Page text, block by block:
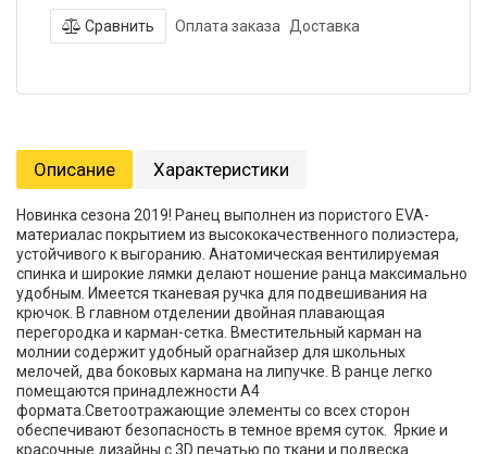
Сравнить Оплата заказа Доставка
Описание Характеристики
Новинка сезона 2019! Ранец выполнен из пористого EVA-
материалас покрытием из высококачественного полиэстера,
устойчивого к выгоранию. Анатомическая вентилируемая
спинка и широкие лямки делают ношение ранца максимально
удобным. Имеется тканевая ручка для подвешивания на
крючок. В главном отделении двойная плавающая
перегородка и карман-сетка. Вместительный карман на
молнии содержит удобный орагнайзер для школьных
мелочей, два боковых кармана на липучке. В ранце легко
помещаются принадлежности А4
формата.Светоотражающие элементы со всех сторон
обеспечивают безопасность в темное время суток. Яркие и
красочные дизайны с 3D печатью по ткани и подвеска